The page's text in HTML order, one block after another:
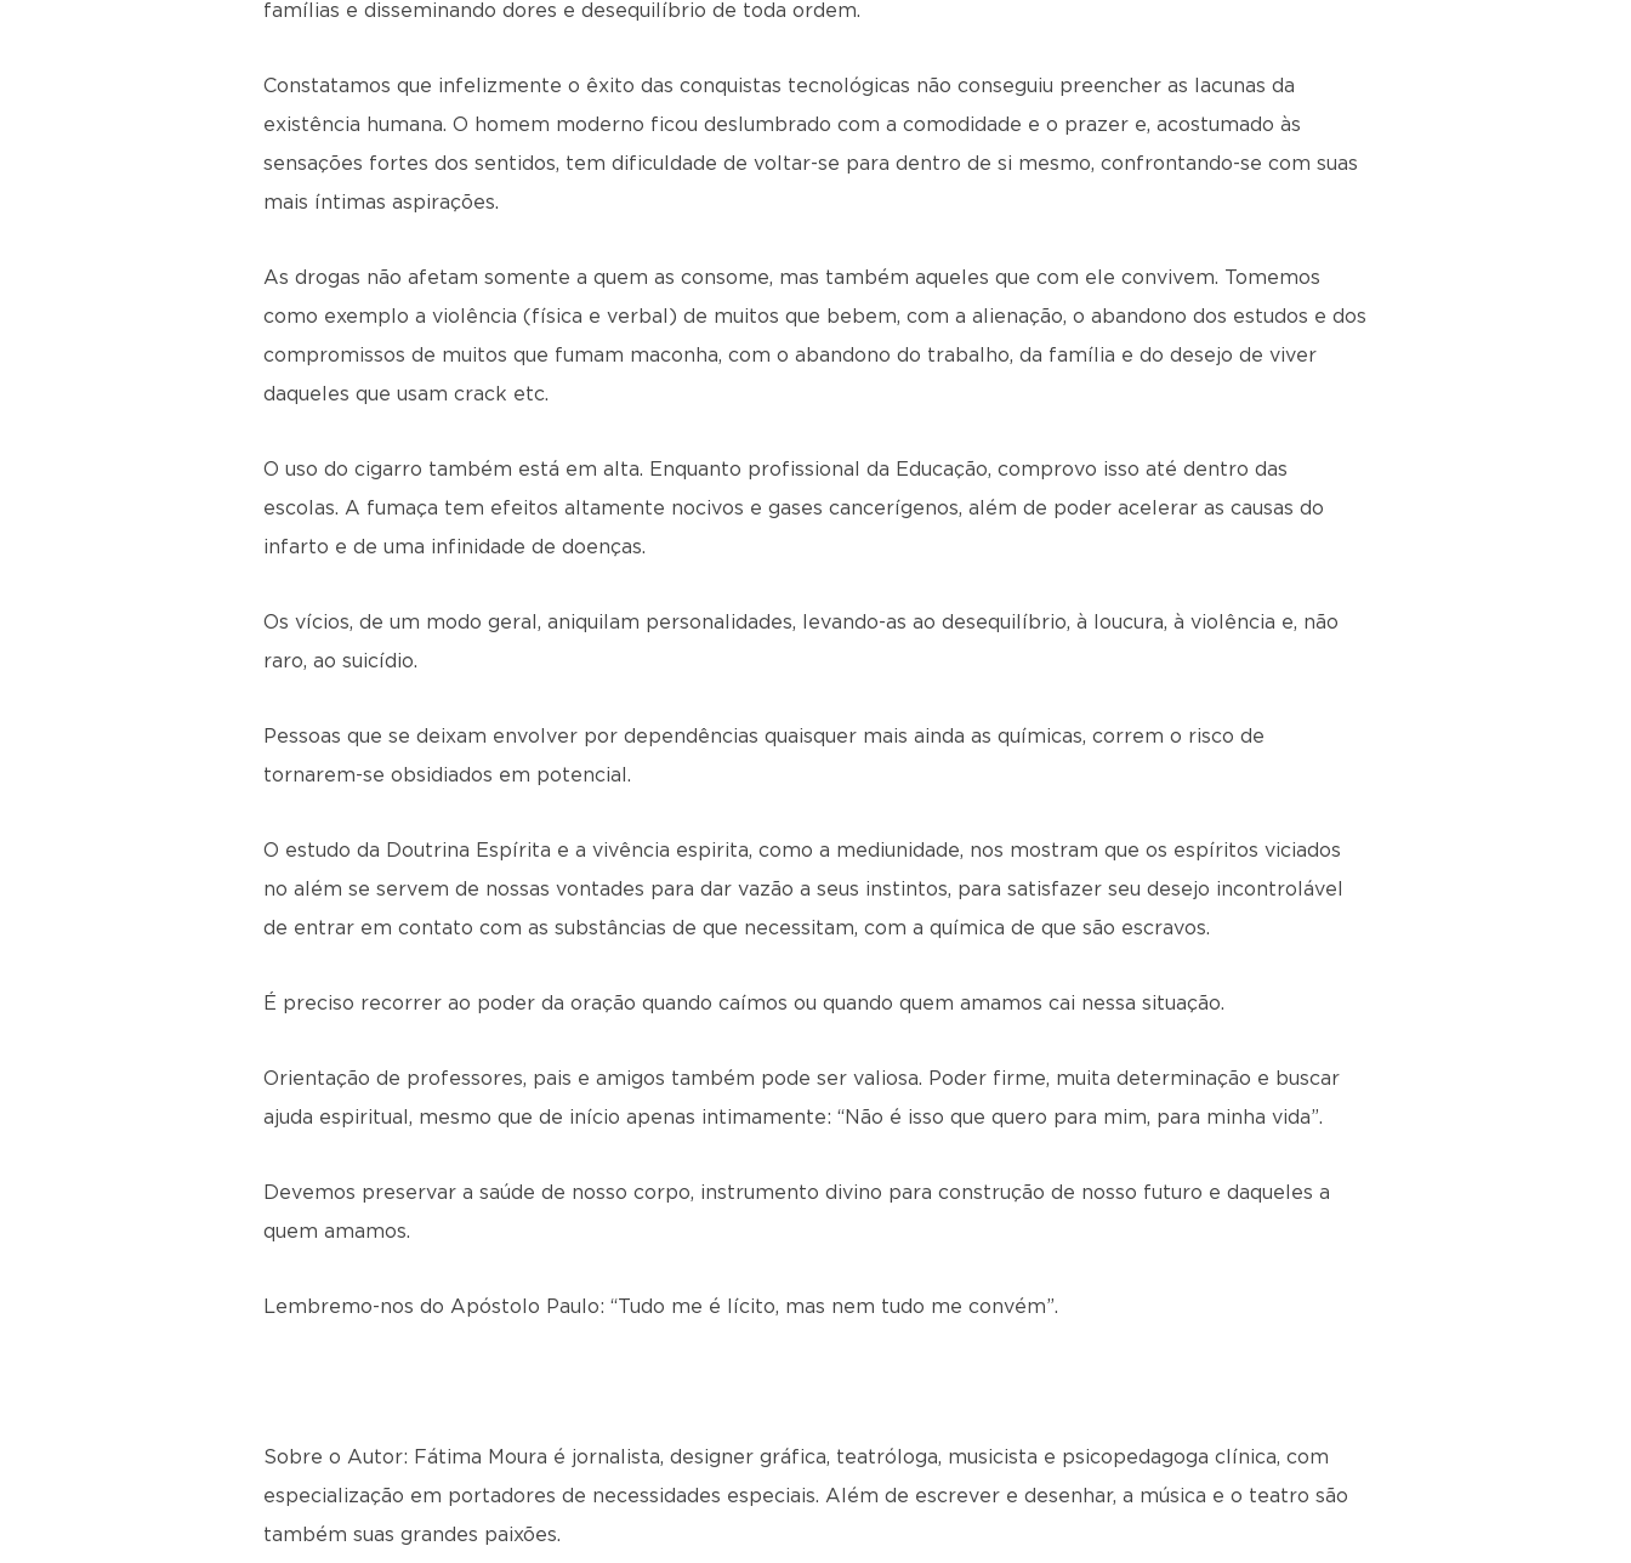
famílias e disseminando dores e desequilíbrio de toda ordem.
Constatamos que infelizmente o êxito das conquistas tecnológicas não conseguiu preencher as lacunas da
existência humana. O homem moderno ficou deslumbrado com a comodidade e o prazer e, acostumado às
sensações fortes dos sentidos, tem dificuldade de voltar-se para dentro de si mesmo, confrontando-se com suas
mais íntimas aspirações.
As drogas não afetam somente a quem as consome, mas também aqueles que com ele convivem. Tomemos
como exemplo a violência (física e verbal) de muitos que bebem, com a alienação, o abandono dos estudos e dos
compromissos de muitos que fumam maconha, com o abandono do trabalho, da família e do desejo de viver
daqueles que usam crack etc.
O uso do cigarro também está em alta. Enquanto profissional da Educação, comprovo isso até dentro das
escolas. A fumaça tem efeitos altamente nocivos e gases cancerígenos, além de poder acelerar as causas do
infarto e de uma infinidade de doenças.
Os vícios, de um modo geral, aniquilam personalidades, levando-as ao desequilíbrio, à loucura, à violência e, não
raro, ao suicídio.
Pessoas que se deixam envolver por dependências quaisquer mais ainda as químicas, correm o risco de
tornarem-se obsidiados em potencial.
O estudo da Doutrina Espírita e a vivência espirita, como a mediunidade, nos mostram que os espíritos viciados
no além se servem de nossas vontades para dar vazão a seus instintos, para satisfazer seu desejo incontrolável
de entrar em contato com as substâncias de que necessitam, com a química de que são escravos.
É preciso recorrer ao poder da oração quando caímos ou quando quem amamos cai nessa situação.
Orientação de professores, pais e amigos também pode ser valiosa. Poder firme, muita determinação e buscar
ajuda espiritual, mesmo que de início apenas intimamente: “Não é isso que quero para mim, para minha vida”.
Devemos preservar a saúde de nosso corpo, instrumento divino para construção de nosso futuro e daqueles a
quem amamos.
Lembremo-nos do Apóstolo Paulo: “Tudo me é lícito, mas nem tudo me convém”.
Sobre o Autor: Fátima Moura é jornalista, designer gráfica, teatróloga, musicista e psicopedagoga clínica, com
especialização em portadores de necessidades especiais. Além de escrever e desenhar, a música e o teatro são
também suas grandes paixões.